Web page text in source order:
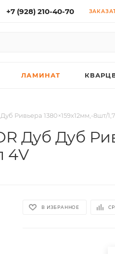
+7 (928) 210-40-70
ЛАМИНАТ
Ривьера 1380×159х12мм,-8шт/
Дуб Дуб
4V
В ИЗБРАННОЕ